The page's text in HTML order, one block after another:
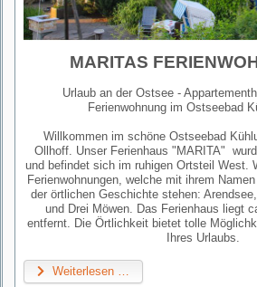
MARITAS
Urlaub an der Ostsee -
Ferienwohnung im Ostseebad
Willkommen im schöne Ostseebad
Ollhoff. Unser Ferienhaus "MARITA"
und befindet sich im ruhigen Ortsteil West.
Ferienwohnungen, welche mit ihrem
der örtlichen Geschichte stehen:
und Drei Möwen. Das Ferienhaus liegt
entfernt. Die Örtlichkeit bietet tolle
Ihres Urlaubs.
Weiterlesen …